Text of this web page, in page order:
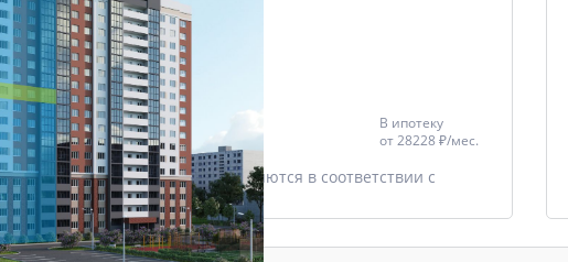
ЖК Чайковский
Этаж
13/17
Цена со скидкой *
6 612 532 ₽
7 779 450 ₽
В ипотеку
от28228 ₽/мес.
* Скидки предоставляются в соответствии с
разделом Акции